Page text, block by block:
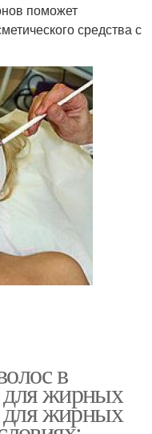
поможет
средства с
в
жирных
для жирных